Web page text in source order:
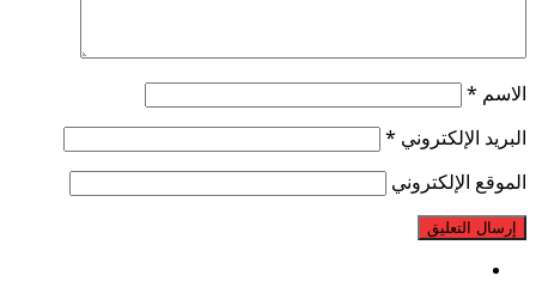
الاسم *
البريد الإلكتروني *
الموقع الإلكتروني